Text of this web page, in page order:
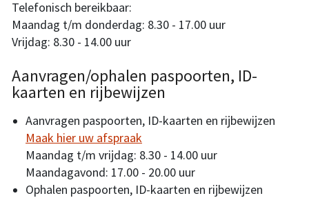
Telefonisch bereikbaar:
Maandag t/m donderdag: 8.30 - 17.00 uur
Vrijdag: 8.30 - 14.00 uur
Aanvragen/ophalen paspoorten, ID-
kaarten en rijbewijzen
Aanvragen paspoorten, ID-kaarten en rijbewijzen
Maak hier uw afspraak
Maandag t/m vrijdag: 8.30 - 14.00 uur
Maandagavond: 17.00 - 20.00 uur
Ophalen paspoorten, ID-kaarten en rijbewijzen